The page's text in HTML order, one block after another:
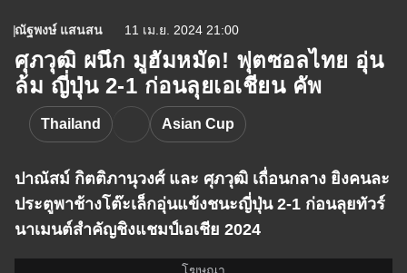
ณัฐพงษ์ แสนสน 11 เม.ย. 2024 21:00
ศุภวุฒิ ผนึก มูฮัมหมัด! ฟุตซอลไทย อุ่น
ล้ม ญี่ปุ่น 2-1 ก่อนลุยเอเชียน คัพ
Thailand Asian Cup
ปาณัสม์ กิตติภานุวงศ์ และ ศุภวุฒิ เถื่อนกลาง ยิงคนละ
ประตูพาช้างโต๊ะเล็กอุ่นแข้งชนะญี่ปุ่น 2-1 ก่อนลุยทัวร์
นาเมนต์สำคัญชิงแชมป์เอเชีย 2024